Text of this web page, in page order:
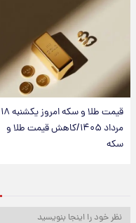
قیمت طلا و سکه امروز یکشنبه ۱۸
مرداد ۱۴۰۵/کاهش قیمت طلا و
سکه